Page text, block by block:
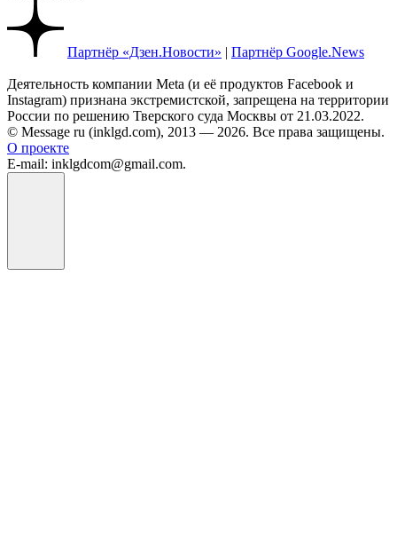
Партнёр «Дзен.Новости» | Партнёр Google.News
Деятельность компании Meta (и её продуктов Facebook и
Instagram) признана экстремистской, запрещена на территории
России по решению Тверского суда Москвы от 21.03.2022.
© Message ru (inklgd.com), 2013 — 2026. Все права защищены.
О проекте
E-mail: inklgdcom@gmail.com.